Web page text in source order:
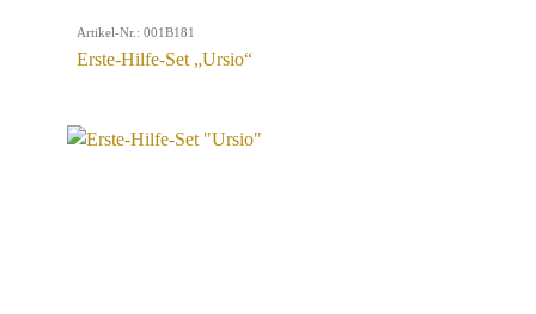
Artikel-Nr.: 001B181
Erste-Hilfe-Set „Ursio“